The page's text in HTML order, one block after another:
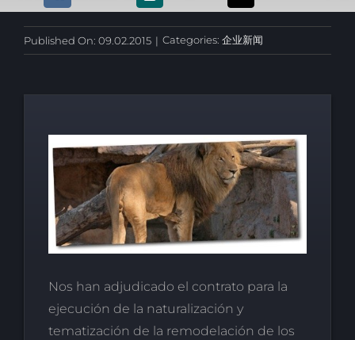
Published On: 09.02.2015 | Categories: 企业新闻
Nos han adjudicado el contrato para la
ejecución de la naturalización y
tematización de la remodelación de los